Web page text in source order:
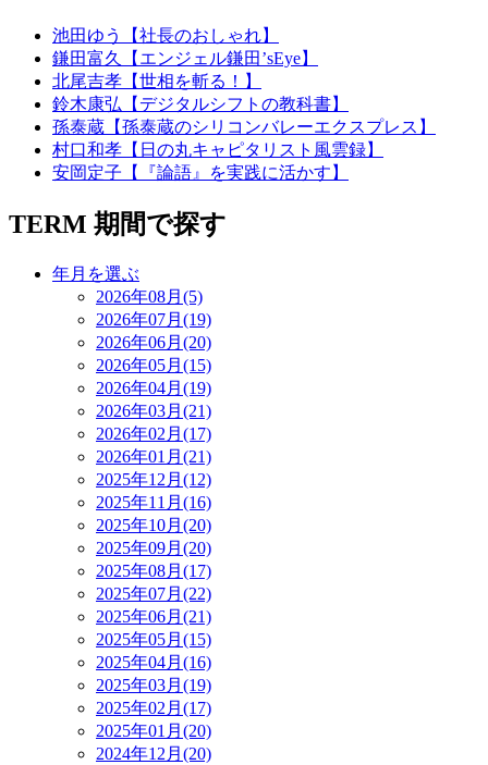
池田ゆう【社長のおしゃれ】
鎌田富久【エンジェル鎌田’sEye】
北尾吉孝【世相を斬る！】
鈴木康弘【デジタルシフトの教科書】
孫泰蔵【孫泰蔵のシリコンバレーエクスプレス】
村口和孝【日の丸キャピタリスト風雲録】
安岡定子【『論語』を実践に活かす】
TERM 期間で探す
年月を選ぶ
2026年08月(5)
2026年07月(19)
2026年06月(20)
2026年05月(15)
2026年04月(19)
2026年03月(21)
2026年02月(17)
2026年01月(21)
2025年12月(12)
2025年11月(16)
2025年10月(20)
2025年09月(20)
2025年08月(17)
2025年07月(22)
2025年06月(21)
2025年05月(15)
2025年04月(16)
2025年03月(19)
2025年02月(17)
2025年01月(20)
2024年12月(20)